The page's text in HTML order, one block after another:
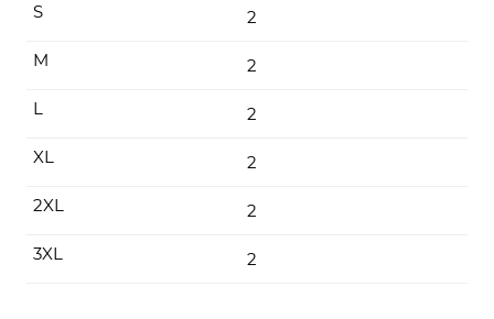
2
S
2
M
2
L
2
XL
2
2XL
2
3XL